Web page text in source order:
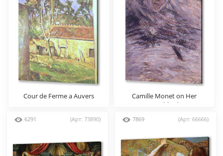
Cour de Ferme a Auvers
Camille Monet on Her
Deathbed
6291 (Арт: 73890) 7869 (Арт: 66666)